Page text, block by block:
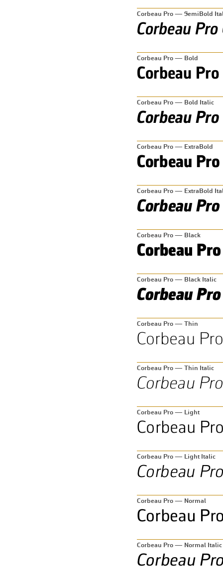
Corbeau Pro — SemiBold
Corbeau Pro — Bold
Corbeau Pro — Bold Italic
Corbeau Pro — ExtraBold
Corbeau Pro — ExtraBold
Corbeau Pro — Black
Corbeau Pro — Black Italic
Corbeau Pro — Thin
Corbeau Pro — Thin Italic
Corbeau Pro — Light
Corbeau Pro — Light Italic
Corbeau Pro — Normal
Corbeau Pro — Normal Italic